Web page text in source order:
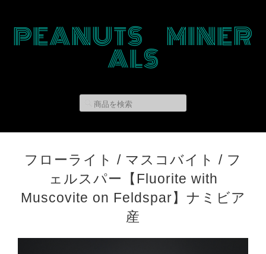
PEANUTS MINER
ALS
フローライト / マスコバイト / フ
ェルスパー【Fluorite with
Muscovite on Feldspar】ナミビア
産